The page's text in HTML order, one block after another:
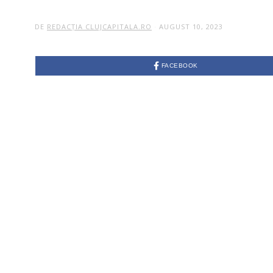
DE REDACȚIA CLUJCAPITALA.RO AUGUST 10, 2023
FACEBOOK